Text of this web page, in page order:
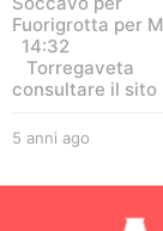
Fuorigrotta
14:32
Torregaveta
consultare il sito
5 anni ago
n